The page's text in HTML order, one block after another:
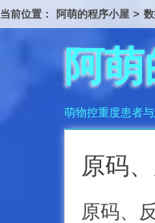
当前位置： 阿萌的程序小屋 >
阿
萌物控重度患者
原码
原码、